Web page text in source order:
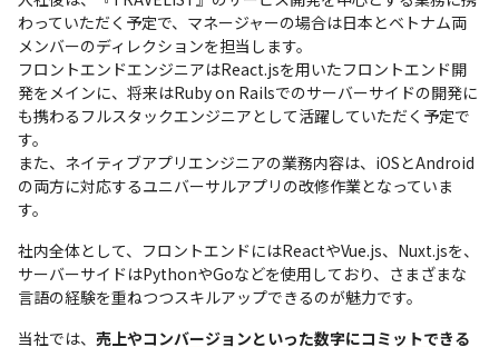
わっていただく予定で、マネージャーの場合は日本とベトナム両
メンバーのディレクションを担当します。
フロントエンドエンジニアはReact.jsを用いたフロントエンド開
発をメインに、将来はRuby on Railsでのサーバーサイドの開発に
も携わるフルスタックエンジニアとして活躍していただく予定で
す。
また、ネイティブアプリエンジニアの業務内容は、iOSとAndroid
の両方に対応するユニバーサルアプリの改修作業となっていま
す。
社内全体として、フロントエンドにはReactやVue.js、Nuxt.jsを、
サーバーサイドはPythonやGoなどを使用しており、さまざまな
言語の経験を重ねつつスキルアップできるのが魅力です。
当社では、 売上やコンバージョンといった数字にコミットできる